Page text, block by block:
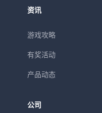
资讯
游戏攻略
有奖活动
产品动态
公司